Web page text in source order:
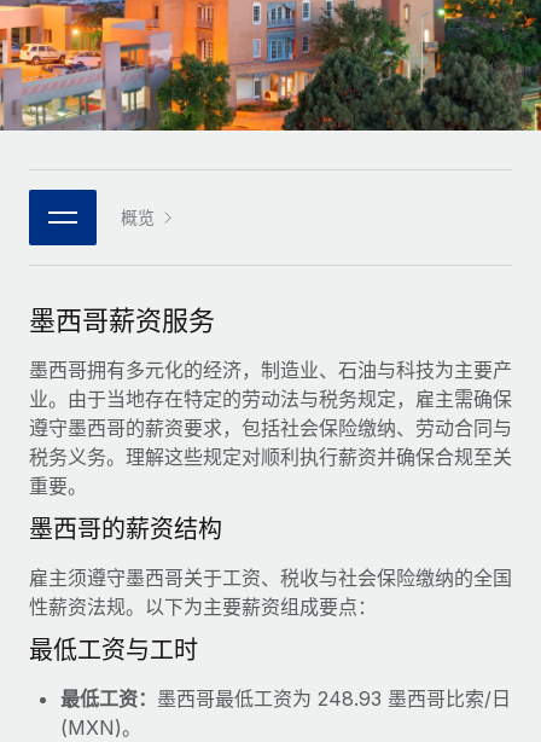
基础设施
Remote Embedded
将人力资源无缝融入工作流程
团队的内置核心人力资源功能
连接 新的
使用我们的 MCP 将任何人工智能工具与 Remote 平台相连
借助核心业务工具简化流程
服务
咨询专家
获得全球人力资源与合规方面的专家帮助
背景调查
合规守望台
防范合规风险
设备管理
在全球范围内配置和跟踪 IT 设备
中型市场
通过定制化人力资源解决方案扩展团队
企业
与我们携手合作
战略技术合作伙伴
与我们共探合作机遇
Remote Build 即将推出
集成与人工智能自动化咨询
案例研究
研究与指引
案例研究
人力资源术语表
核对表和模板
职位描述库
网络研讨会
活动
新闻室
薪金与人才洞察
洞察中心
获得支持
查看全部资源
博客
Why owned entities are key to maintaining
EOR compliance
Deutsch
Español
Italiano
Português (Portugal)
日本語
한국어
中文（简体）
概览
墨西哥薪资服务
墨西哥拥有多元化的经济，制造业、石油与科技为主要产
业。由于当地存在特定的劳动法与税务规定，雇主需确保
遵守墨西哥的薪资要求，包括社会保险缴纳、劳动合同与
税务义务。理解这些规定对顺利执行薪资并确保合规至关
重要。
墨西哥的薪资结构
雇主须遵守墨西哥关于工资、税收与社会保险缴纳的全国
性薪资法规。以下为主要薪资组成要点：
最低工资与工时
最低工资： 墨西哥最低工资为 248.93 墨西哥比索/日
(MXN)。